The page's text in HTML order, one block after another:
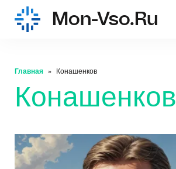
Mon-Vso.ru
Главная Конашенков
Конашенков